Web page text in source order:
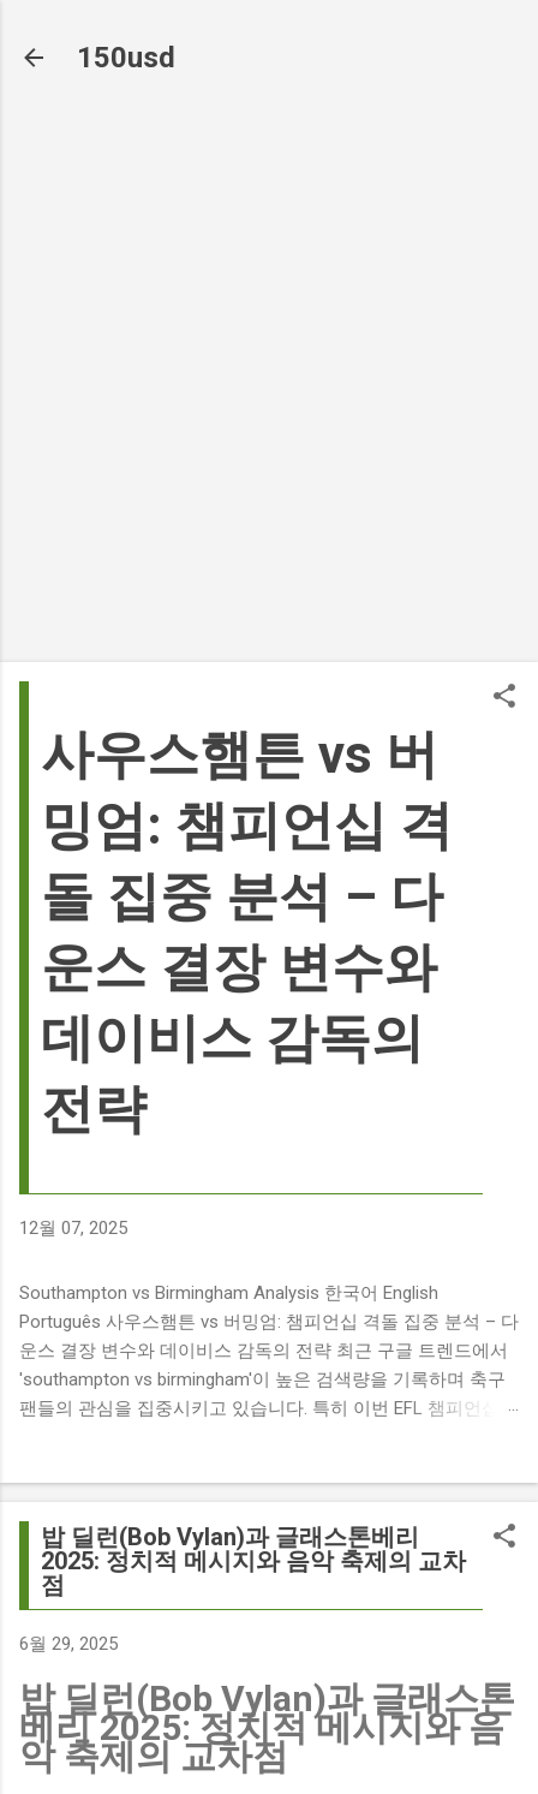
150usd
사우스햄튼 vs 버
밍엄: 챔피언십 격
돌 집중 분석 – 다
운스 결장 변수와
데이비스 감독의
전략
12월 07, 2025
Southampton vs Birmingham Analysis 한국어 English
Português 사우스햄튼 vs 버밍엄: 챔피언십 격돌 집중 분석 – 다
운스 결장 변수와 데이비스 감독의 전략 최근 구글 트렌드에서
'southampton vs birmingham'이 높은 검색량을 기록하며 축구
팬들의 관심을 집중시키고 있습니다. 특히 이번 EFL 챔피언십
다음과 같습니다. The 9 players set to miss Southampton v
Birmingham City ft £7m striker Damion Downs : 사우스햄튼과
버밍엄 시티 경기에서 총 9명의 선수가 결장할 예정이며, 특히
700만 파운드 스트라이커 데미언 다운스의 결장은 사우스햄튼
에게 큰 타격이 될 것으로 보입니다. Southampton vs
Match : 경기 당일 실시간 스코어 업데이트를 제공하는 뉴스로,
팬들의 높은 관심도를 반영합니다. Chris Davies: Birmingham
City boss says his side have to try to "be themselves" away
밥 딜런(Bob Vylan)과 글래스톤베리
2025: 정치적 메시지와 음악 축제의 교차
점
6월 29, 2025
밥 딜런(Bob Vylan)과 글래스톤
베리 2025: 정치적 메시지와 음
악 축제의 교차점